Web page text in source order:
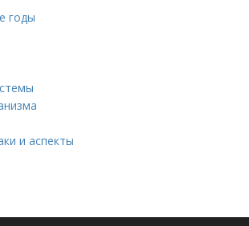
годы
и аспекты